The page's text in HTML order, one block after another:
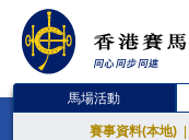
馬場活動
賽事資料(本地)